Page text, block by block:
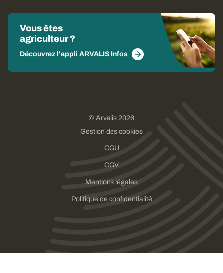
Vous êtes
agriculteur ?
Découvrez l'appli ARVALIS Infos
© Arvalis 2026
Gestion des cookies
CGU
CGV
Mentions légales
Politique de confidentialité